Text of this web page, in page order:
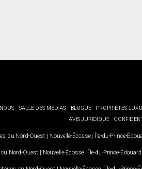
SALLE DES MÉDIAS BLOGUE PROPRIÉTÉS
AVIS JURIDIQUE
du Nord-Ouest | Nouvelle-Écosse | Île-du-Prince-
Nord-Ouest | Nouvelle-Écosse | Île-du-Prince-Édouard